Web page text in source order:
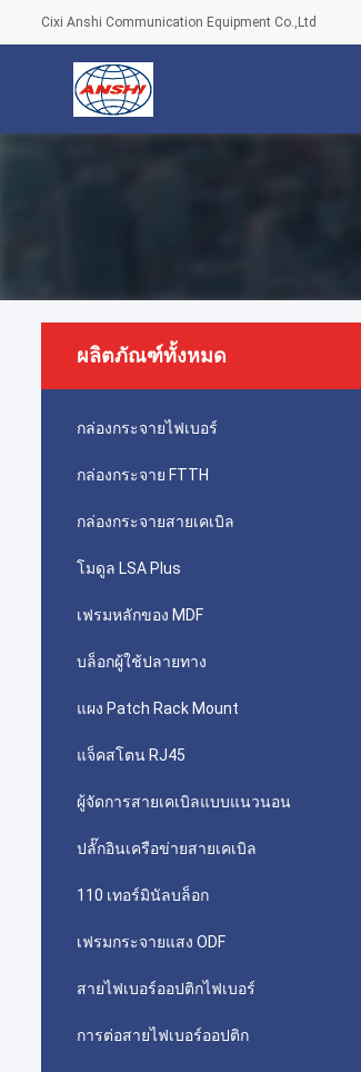
Cixi Anshi Communication Equipment Co.,Ltd
ผลิตภัณฑ์ทั้งหมด
กล่องกระจายไฟเบอร์
กล่องกระจาย FTTH
กล่องกระจายสายเคเบิล
โมดูล LSA Plus
เฟรมหลักของ MDF
บล็อกผู้ใช้ปลายทาง
แผง Patch Rack Mount
แจ็คสโตน RJ45
ผู้จัดการสายเคเบิลแบบแนวนอน
ปลั๊กอินเครือข่ายสายเคเบิล
110 เทอร์มินัลบล็อก
เฟรมกระจายแสง ODF
สายไฟเบอร์ออปติกไฟเบอร์
การต่อสายไฟเบอร์ออปติก